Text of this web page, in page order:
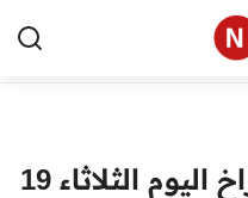
تعرف على أسعار الفراخ اليوم الثلاثاء 19